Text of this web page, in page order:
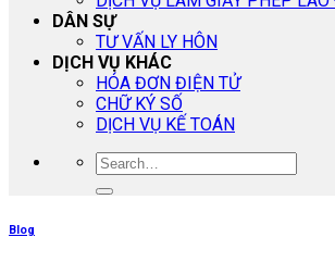
DÂN SỰ
TƯ VẤN LY HÔN
DỊCH VỤ KHÁC
HÓA ĐƠN ĐIỆN TỬ
CHỮ KÝ SỐ
DỊCH VỤ KẾ TOÁN
Blog